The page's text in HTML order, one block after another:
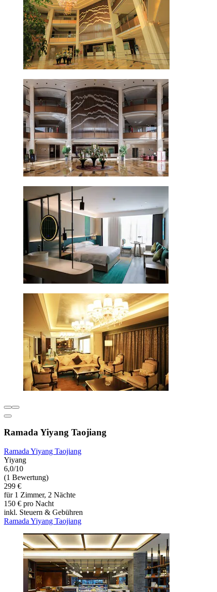
Ramada Yiyang Taojiang
Ramada Yiyang Taojiang
Yiyang
6,0/10
(1 Bewertung)
299 €
für 1 Zimmer, 2 Nächte
150 € pro Nacht
inkl. Steuern & Gebühren
Ramada Yiyang Taojiang